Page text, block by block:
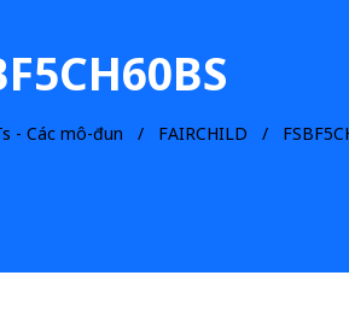
- Các mô-đun FAIRCHILD